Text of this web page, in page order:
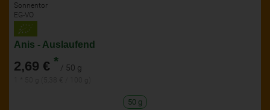
Sonnentor
EG-VO
Anis - Auslaufend
2,69 € * / 50 g
50 g